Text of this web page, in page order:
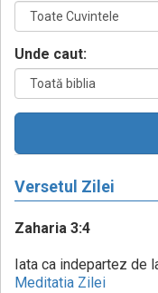
Unde caut:
Versetul Zilei
Zaharia 3:4
Iata ca indepartez de
Meditatia Zilei